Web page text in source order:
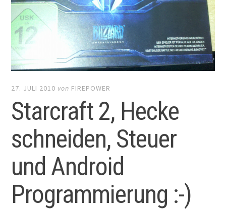
27. JULI 2010 von FIREPOWER
Starcraft 2, Hecke
schneiden, Steuer
und Android
Programmierung :-)